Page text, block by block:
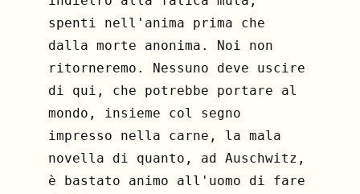
spenti nell'anima prima che
dalla morte anonima. Noi non
ritorneremo. Nessuno deve uscire
di qui, che potrebbe portare al
mondo, insieme col segno
impresso nella carne, la mala
novella di quanto, ad Auschwitz,
è bastato animo all'uomo di fare